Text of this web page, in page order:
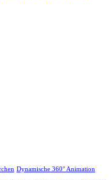
Dynamische 360° Animation